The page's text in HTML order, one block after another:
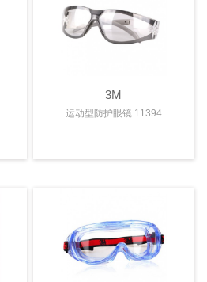
3M
运动型防护眼镜 11394